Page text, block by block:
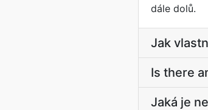
dále dolů.
Jak
Is there
Jaká je